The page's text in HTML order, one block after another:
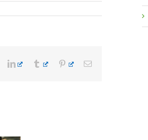
LinkedInTumblr PinterestE-